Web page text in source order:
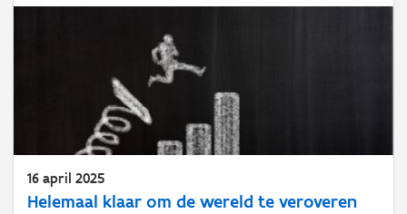
16 april 2025
Helemaal klaar om de wereld te veroveren